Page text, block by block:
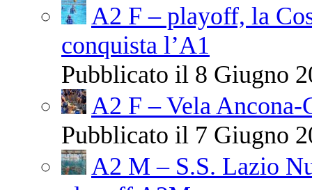
A2 F – playoff, la
conquista l’A1
Pubblicato il 8 Giugno
A2 F – Vela
Pubblicato il 7 Giugno
A2 M – S.S. Lazio